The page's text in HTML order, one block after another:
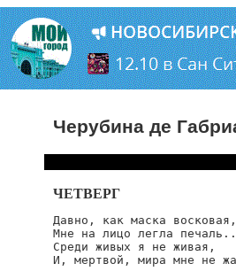
Черубина де
ЧЕТВЕРГ
Давно, как маска восковая,
Мне на лицо легла
Среди живых я не живая,
И, мертвой, мира мне не